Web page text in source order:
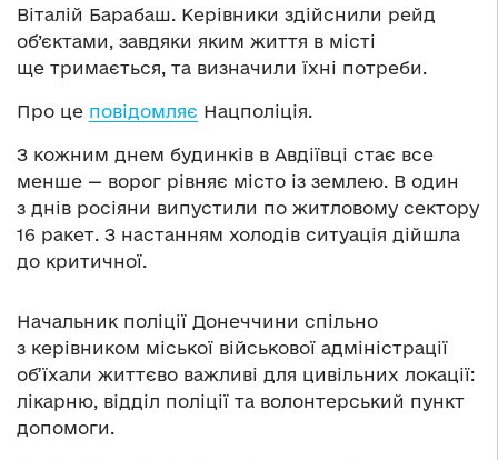
Віталій Барабаш. Керівники здійснили рейд
об’єктами, завдяки яким життя в місті
ще тримається, та визначили їхні потреби.
Про це повідомляє Нацполіція.
З кожним днем будинків в Авдіївці стає все
менше — ворог рівняє місто із землею. В один
з днів росіяни випустили по житловому сектору
16 ракет. З настанням холодів ситуація дійшла
до критичної.
Начальник поліції Донеччини спільно
з керівником міської військової адміністрації
об’їхали життєво важливі для цивільних локації:
лікарню, відділ поліції та волонтерський пункт
допомоги.